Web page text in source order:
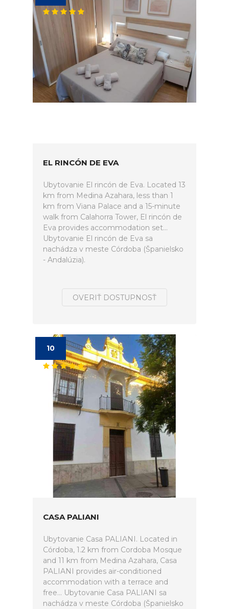
EL RINCÓN DE EVA
Ubytovanie El rincón de Eva. Located 13
km from Medina Azahara, less than 1
km from Viana Palace and a 15-minute
walk from Calahorra Tower, El rincón de
Eva provides accommodation set...
Ubytovanie El rincón de Eva sa
nachádza v meste Córdoba (Španielsko
- Andalúzia).
OVERIŤ DOSTUPNOSŤ
10
CASA PALIANI
Ubytovanie Casa PALIANI. Located in
Córdoba, 1.2 km from Cordoba Mosque
and 11 km from Medina Azahara, Casa
PALIANI provides air-conditioned
accommodation with a terrace and
free... Ubytovanie Casa PALIANI sa
nachádza v meste Córdoba (Španielsko